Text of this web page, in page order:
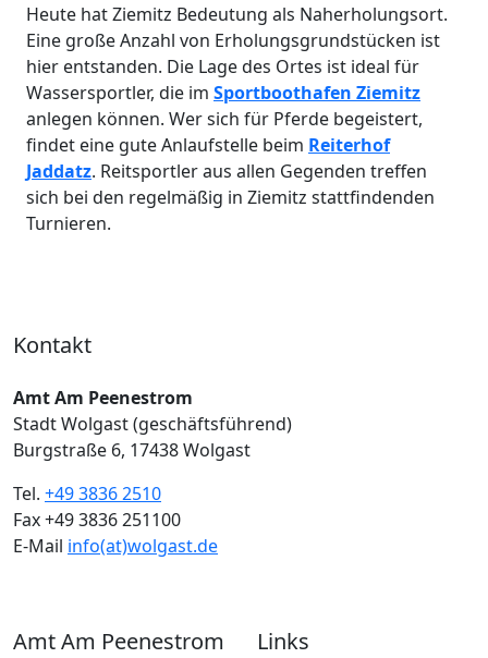
Heute hat Ziemitz Bedeutung als Naherholungsort.
Eine große Anzahl von Erholungsgrundstücken ist
hier entstanden. Die Lage des Ortes ist ideal für
Wassersportler, die im Sportboothafen Ziemitz
anlegen können. Wer sich für Pferde begeistert,
findet eine gute Anlaufstelle beim Reiterhof
Jaddatz. Reitsportler aus allen Gegenden treffen
sich bei den regelmäßig in Ziemitz stattfindenden
Turnieren.
Kontakt
Amt Am Peenestrom
Stadt Wolgast (geschäftsführend)
Burgstraße 6, 17438 Wolgast
Tel. +49 3836 2510
Fax +49 3836 251100
E-Mail info(at)wolgast.de
Amt Am Peenestrom Links